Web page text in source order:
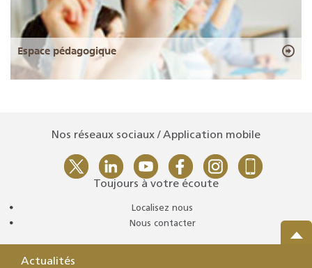
Espace pédagogique
Nos réseaux sociaux / Application mobile
Toujours à votre écoute
Localisez nous
Nous contacter
Actualités